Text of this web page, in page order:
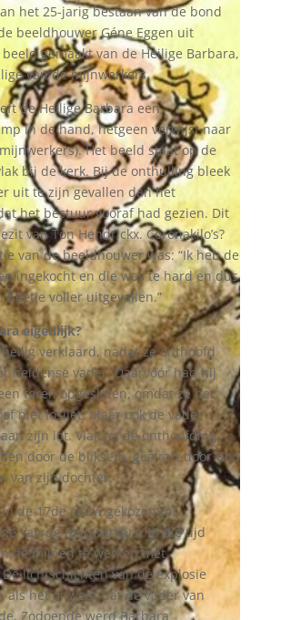
het 25-jarig bestaan van de bond
beeldhouwer Géne Eggen uit
gemaakt van de Heilige Barbara,
van de mijnwerkers.
de Heilige Barbara een
in de hand, hetgeen verwijst naar
Het beeld staat op de
bij de kerk. Bij de onthulling bleek
uit te zijn gevallen dan het
het bestuur vooraf had gezien. Dit
van Ton Hendrickx. Coronakilo’s?
van de beeldhouwer was: “Ik heb de
ingekocht en die was te hard en dus
beetje voller uitgevallen.”
eigenlijk?
verklaard, nadat ze onthoofd
heidense vader. Daarvóór had hij
toren opgesloten, omdat ze het
niet losliet. Maar ook de vader
zijn lot. Vlak na de onthoofding
door de bliksem, gestraft door God
van zijn dochter.
de 17de eeuw gekozen tot
van de mijnwerkers. In die tijd
de mijnen te werken met
lichtschichten van de explosie
als het onweer dat de vader van
Zodoende werd Barbara